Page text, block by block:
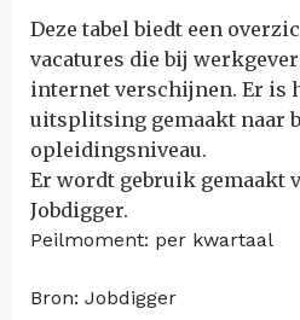
Deze tabel biedt een
vacatures die bij
internet verschijnen. Er is
uitsplitsing gemaakt naar
opleidingsniveau.
Er wordt gebruik gemaakt
Jobdigger.
Peilmoment: per kwartaal
Bron: Jobdigger